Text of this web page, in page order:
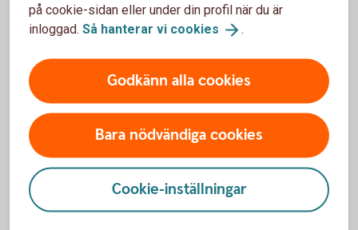
För att se detta innehåll behöver du först
godkänna cookies för Funktioner, prestanda
och statistik.
Inställningar för cookies
på cookie-sidan eller under din profil när du är
inloggad. Så hanterar vi cookies .
Godkänn alla cookies
Bara nödvändiga cookies
Cookie-inställningar